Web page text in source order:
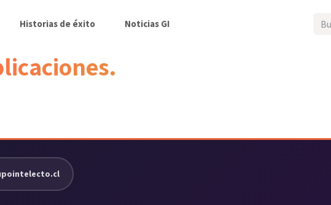
Historias de éxito Noticias GI